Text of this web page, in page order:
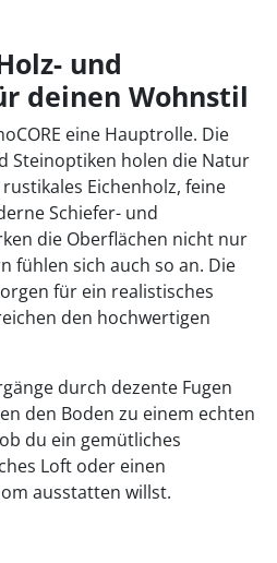
und
deinen Wohnstil
eine Hauptrolle. Die
Steinoptiken holen die Natur
Eichenholz, feine
Schiefer- und
die Oberflächen nicht nur
fühlen sich auch so an. Die
für ein realistisches
den hochwertigen
durch dezente Fugen
den Boden zu einem echten
du ein gemütliches
Loft oder einen
ausstatten willst.